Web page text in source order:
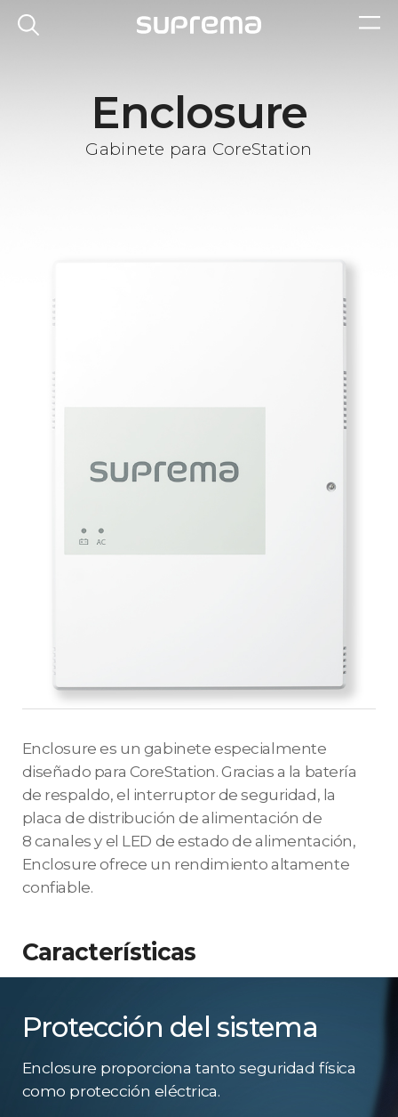
Enclosure
Gabinete para CoreStation
Enclosure es un gabinete especialmente
diseñado para CoreStation. Gracias a la batería
de respaldo, el interruptor de seguridad, la
placa de distribución de alimentación de
8 canales y el LED de estado de alimentación,
Enclosure ofrece un rendimiento altamente
confiable.
Características
Protección del sistema
Enclosure proporciona tanto seguridad física
como protección eléctrica.